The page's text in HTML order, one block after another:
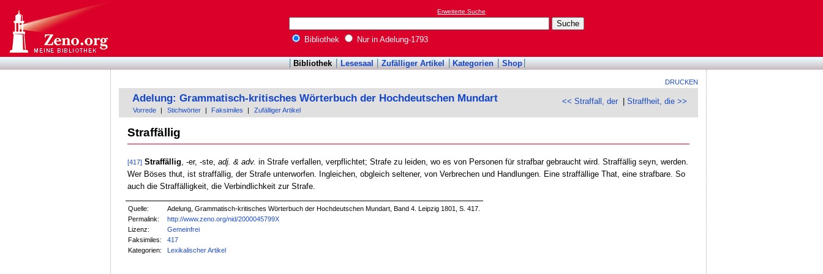
Erweiterte Suche
Bibliothek Nur in Adelung-1793
Bibliothek Lesesaal Zufälliger Artikel Kategorien Shop
DRUCKEN
<< Straffall, der |Straffheit, die >>
Adelung: Grammatisch-kritisches Wörterbuch der Hochdeutschen Mundart
Vorrede Stichwörter Faksimiles Zufälliger Artikel
Straffällig
[417] Straffällig , -er, -ste, adj. & adv. in Strafe verfallen, verpflichtet; Strafe zu leiden, wo es von Personen für strafbar gebraucht wird. Straffällig seyn, werden.
Wer Böses thut, ist straffällig, der Strafe unterworfen. Ingleichen, obgleich seltener, von Verbrechen und Handlungen. Eine straffällige That, eine strafbare. So
auch die Straffälligkeit, die Verbindlichkeit zur Strafe.
Quelle:
Adelung, Grammatisch-kritisches Wörterbuch der Hochdeutschen Mundart, Band 4. Leipzig 1801, S. 417.
Permalink:
http://www.zeno.org/nid/2000045799X
Lizenz:
Gemeinfrei
Faksimiles:
417
Kategorien:
Lexikalischer Artikel